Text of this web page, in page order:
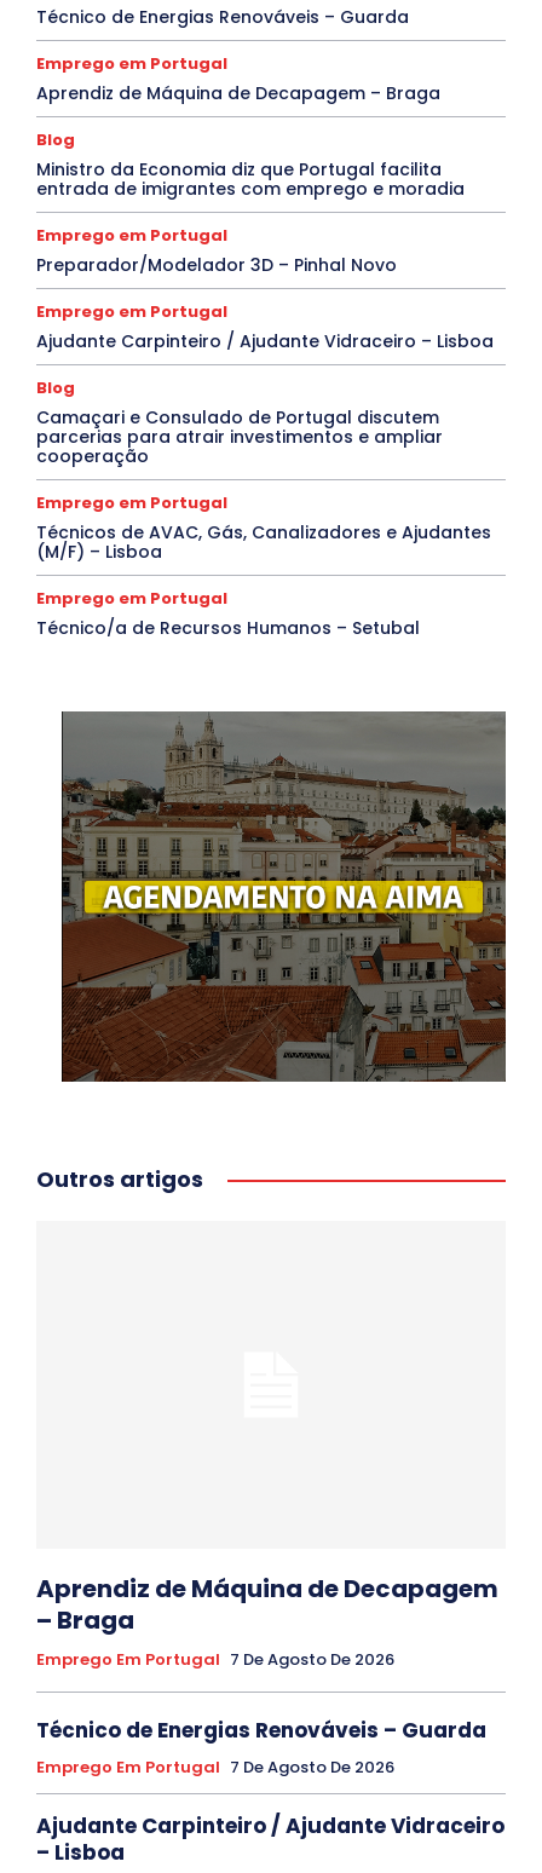
Técnico de Energias Renováveis – Guarda
Emprego em Portugal
Aprendiz de Máquina de Decapagem – Braga
Blog
Ministro da Economia diz que Portugal facilita
entrada de imigrantes com emprego e moradia
Emprego em Portugal
Preparador/Modelador 3D – Pinhal Novo
Emprego em Portugal
Ajudante Carpinteiro / Ajudante Vidraceiro – Lisboa
Blog
Camaçari e Consulado de Portugal discutem
parcerias para atrair investimentos e ampliar
cooperação
Emprego em Portugal
Técnicos de AVAC, Gás, Canalizadores e Ajudantes
(M/F) – Lisboa
Emprego em Portugal
Técnico/a de Recursos Humanos – Setubal
Outros artigos
Aprendiz de Máquina de Decapagem
– Braga
Emprego Em Portugal 7 De Agosto De 2026
Técnico de Energias Renováveis – Guarda
Emprego Em Portugal 7 De Agosto De 2026
Ajudante Carpinteiro / Ajudante Vidraceiro
– Lisboa